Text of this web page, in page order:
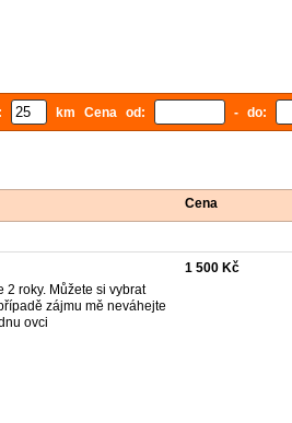
km Cena od: - do:
Cena
2 roky. Můžete si vybrat
zájmu mě neváhejte
ovci
1 500 Kč